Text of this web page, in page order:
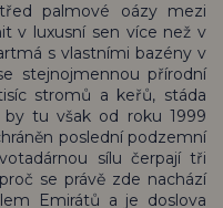
palmové oázy mezi
v luxusní sen více než v
s vlastními bazény v
stejnojmennou přírodní
stromů a keřů, stáda
tu však od roku 1999
poslední podzemní
sílu čerpají tři
se právě zde nachází
Emirátů a je doslova